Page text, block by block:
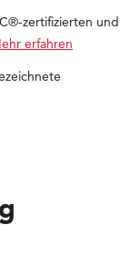
zertifizierten und
erfahren